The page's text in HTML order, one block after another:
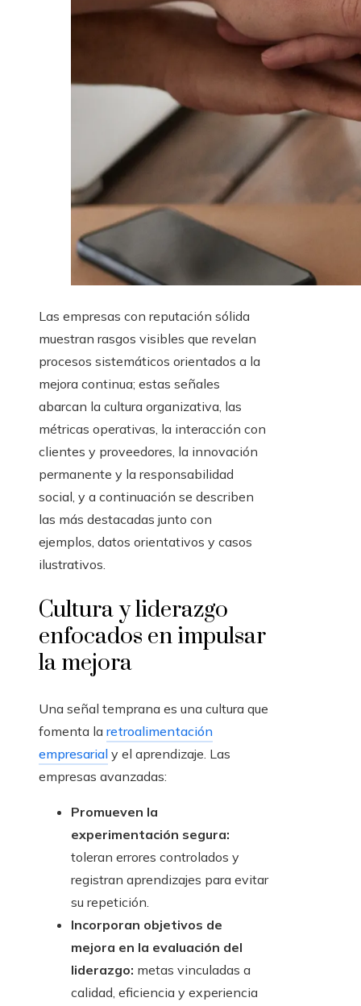
Las empresas con reputación sólida
muestran rasgos visibles que revelan
procesos sistemáticos orientados a la
mejora continua; estas señales
abarcan la cultura organizativa, las
métricas operativas, la interacción con
clientes y proveedores, la innovación
permanente y la responsabilidad
social, y a continuación se describen
las más destacadas junto con
ejemplos, datos orientativos y casos
ilustrativos.
Cultura y liderazgo
enfocados en impulsar
la mejora
Una señal temprana es una cultura que
fomenta la retroalimentación
empresarial y el aprendizaje. Las
empresas avanzadas:
Promueven la
experimentación segura:
toleran errores controlados y
registran aprendizajes para evitar
su repetición.
Incorporan objetivos de
mejora en la evaluación del
liderazgo: metas vinculadas a
calidad, eficiencia y experiencia